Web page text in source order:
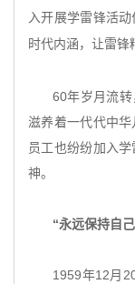
入开展学雷锋活
时代内涵，让雷锋
60年岁月流转
滋养着一代代中
员工也纷纷加入
神。
“永远保持自
1959年12月